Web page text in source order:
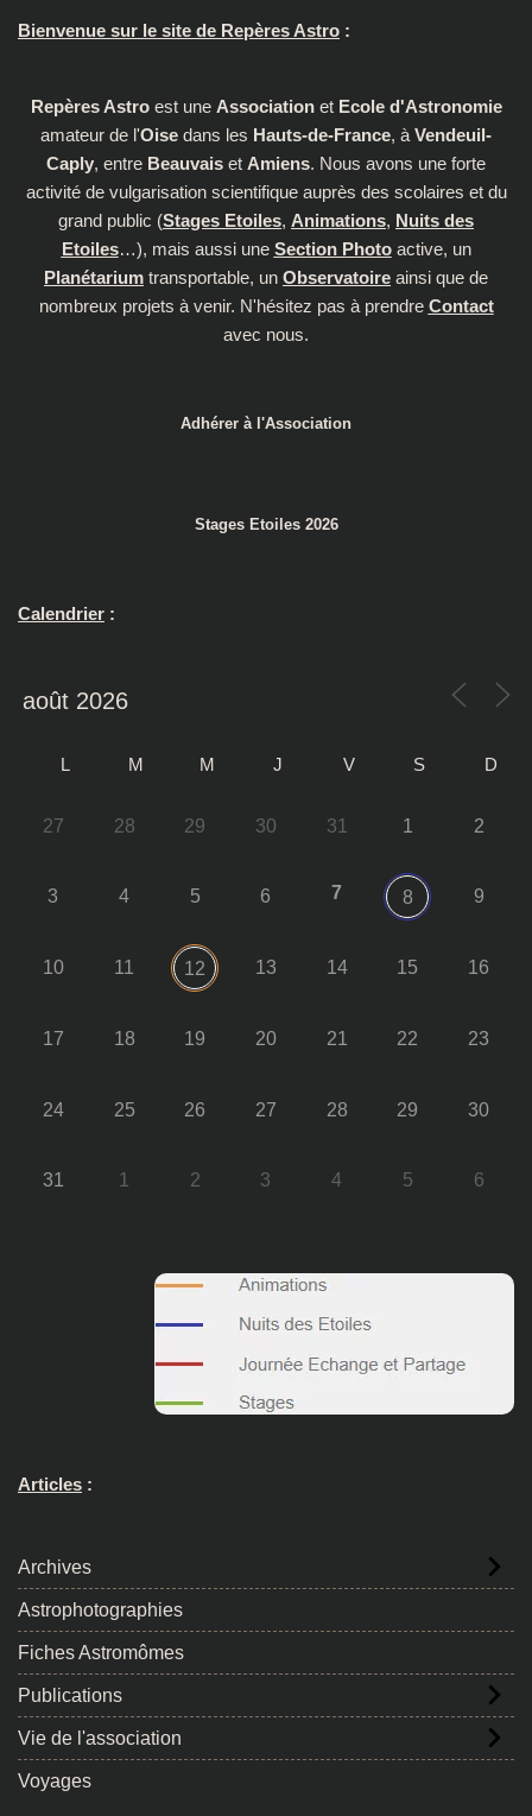
Bienvenue sur le site de Repères Astro :
Repères Astroest une Associationet Ecole d'Astronomie
amateur de l'Oise dans les Hauts-de-France, à Vendeuil-
Caply, entre Beauvais et Amiens. Nous avons une forte
activité de vulgarisation scientifique auprès des scolaires et du
grand public (Stages Etoiles, Animations, Nuits des
Etoiles…), mais aussi une Section Photoactive, un
Planétarium transportable, un Observatoire ainsi que de
nombreux projets à venir. N'hésitez pas à prendre Contact
avec nous.
Adhérer à l'Association
Stages Etoiles 2026
Calendrier :
L M M J V S D
27 28 29 30 31 1 2
3 4 5 6 7 8 9
10 11 12 13 14 15 16
17 18 19 20 21 22 23
24 25 26 27 28 29 30
31 1 2 3 4 5 6
Articles :
Archives
Astrophotographies
Fiches Astromômes
Publications
Vie de l'association
Voyages